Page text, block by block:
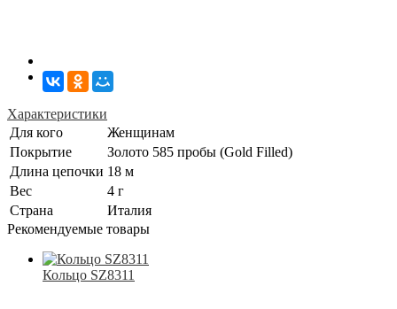
Характеристики
Для кого
Женщинам
Покрытие
Золото 585 пробы (Gold Filled)
Длина цепочки 18 м
Вес
4 г
Страна
Италия
Рекомендуемые товары
Кольцо SZ8311